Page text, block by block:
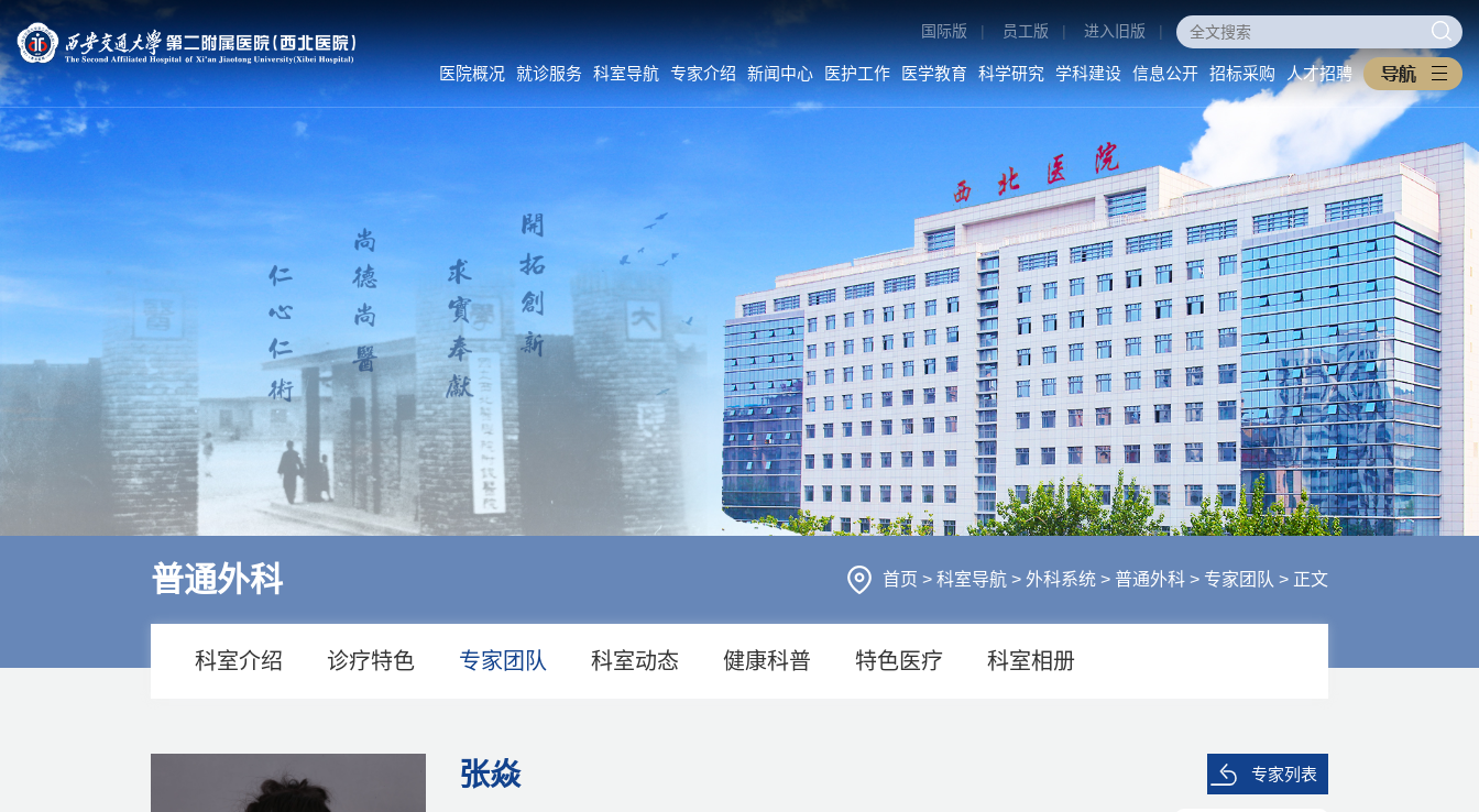
医院概况
医保服务
护理到家
就诊须知
就医流程
多学科诊疗
特色医疗
住院指南
病院•中心
外科系统
医技•平台
病院•中心
科室动态
人文关怀
媒体二院
公告
数字院报
护理动态
医学教育
本科生教育
研究生教育
住培专培
继续教育
教学之窗
规章制度
下载专区
科学研究
科研动态
科研管理
学科建设
重点学科
医工交叉
中西医协同旗舰医院
信息公开
医院概况
医院环境
行风建设
招标采购
采购公告
中标公告
人才招聘
国际版 | 员工版 | 进入旧版 |
医院概况 就诊服务 科室导航 专家介绍 新闻中心 医护工作 医学教育 科学研究 学科建设 信息公开 招标采购 人才招聘
普通外科 首页 > 科室导航 > 外科系统 > 普通外科 > 专家团队 > 正文
科室介绍 诊疗特色 专家团队 科室动态 健康科普 特色医疗 科室相册
专家列表
张焱